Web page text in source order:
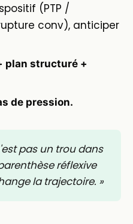
(PTP /
conv), anticiper
plan structuré +
de pression.
pas un trou dans
réflexive
la trajectoire. »